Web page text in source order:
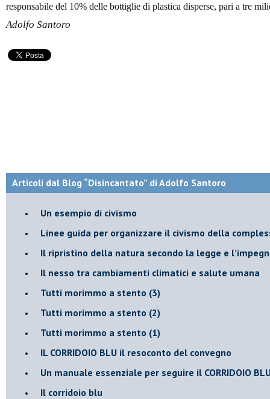
responsabile del 10% delle bottiglie di plastica disperse, pari a tre
Adolfo Santoro
Articoli dal Blog “Disincantato” di Adolfo Santoro
​Un esempio di civismo
​Linee guida per organizzare il civismo della
​Il ripristino della natura secondo la legge e
Il nesso tra cambiamenti climatici e salute umana
Tutti morimmo a stento (3)
Tutti morimmo a stento (2)
​Tutti morimmo a stento (1)
IL CORRIDOIO BLU il resoconto del convegno
Un manuale essenziale per seguire il CORRIDOIO
Il corridoio blu